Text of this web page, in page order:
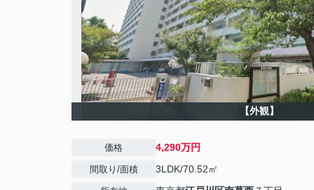
【外観】
価格 4,290万円
間取り/面積 3LDK/70.52㎡